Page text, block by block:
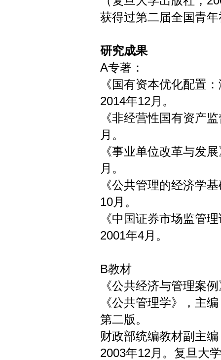
获得过第二届全国青
研究成果
A专著：
《国有资本优化配置
2014年12月。
《非经营性国有资产
月。
《事业单位改革与发
月。
《公共管理的经济学
10月。
《中国证券市场监管
2001年4月。
B教材
《公共经济与管理案
《公共管理学》，主
第二版。
财政部统编教材副主
2003年12月。复旦大